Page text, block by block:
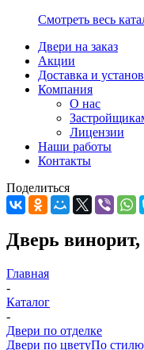
Смотреть весь
Двери на заказ
Акции
Доставка и
Компания
О нас
Лицензии
Наши работы
Контакты
Поделиться
Дверь
Главная
-
Каталог
-
Двери по отделке
Двери по цветуПо стилю